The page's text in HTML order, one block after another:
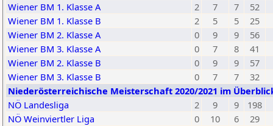
Wiener BM 1. Klasse A
2 7 7
52
Wiener BM 1. Klasse B
2 5 5
25
Wiener BM 2. Klasse A
0 9 9
56
Wiener BM 3. Klasse A
0 7 8
41
Wiener BM 2. Klasse B
0 9 9
57
Wiener BM 3. Klasse B
0 7 7
32
Niederösterreichische Meisterschaft 2020/2021 im
NÖ Landesliga
2 9 9
198
NÖ Weinviertler Liga
0 10 6
29